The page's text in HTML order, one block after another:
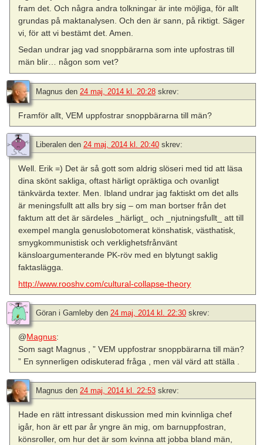
fram det. Och några andra tolkningar är inte möjliga, för allt
grundas på maktanalysen. Och den är sann, på riktigt. Säger
vi, för att vi bestämt det. Amen.
Sedan undrar jag vad snoppbärarna som inte upfostras till
män blir… någon som vet?
Magnus den 24 maj, 2014 kl. 20:28 skrev:
Framför allt, VEM uppfostrar snoppbärarna till män?
Liberalen den 24 maj, 2014 kl. 20:40 skrev:
Well. Erik =) Det är så gott som aldrig slöseri med tid att läsa
dina skönt sakliga, oftast härligt opräktiga och ovanligt
tänkvärda texter. Men. Ibland undrar jag faktiskt om det alls
är meningsfullt att alls bry sig – om man bortser från det
faktum att det är särdeles _härligt_ och _njutningsfullt_ att till
exempel mangla genuslobotomerat könshatisk, västhatisk,
smygkommunistisk och verklighetsfrånvänt
känsloargumenterande PK-röv med en blytungt saklig
faktaslägga.
http://www.rooshv.com/cultural-collapse-theory
Göran i Gamleby den 24 maj, 2014 kl. 22:30 skrev:
@Magnus:
Som sagt Magnus , ” VEM uppfostrar snoppbärarna till män?
” En synnerligen odiskuterad fråga , men väl värd att ställa .
Magnus den 24 maj, 2014 kl. 22:53 skrev:
Hade en rätt intressant diskussion med min kvinnliga chef
igår, hon är ett par år yngre än mig, om barnuppfostran,
könsroller, om hur det är som kvinna att jobba bland män,